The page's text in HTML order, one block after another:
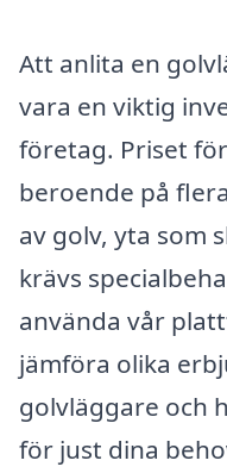
Att anlita en
vara en viktig
företag. Priset
beroende på
av golv, yta som
krävs
använda vår
jämföra olika
golvläggare och
för just dina